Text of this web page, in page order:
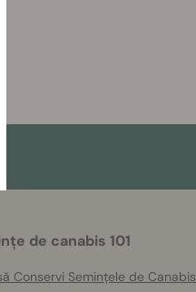
de canabis 101
Conservi Semințele de Canabis